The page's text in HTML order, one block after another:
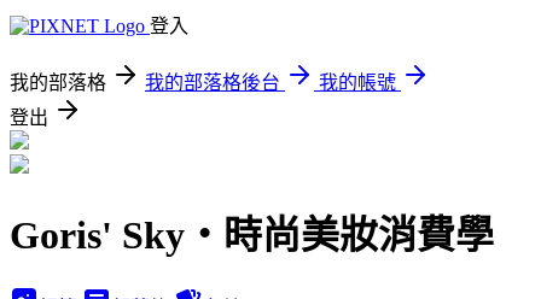
登入
我的部落格 我的部落格後台
我的帳號
登出
Goris' Sky‧時尚美妝消費學